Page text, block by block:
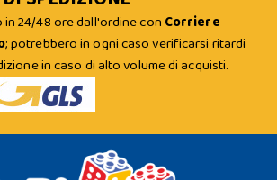
in 24/48 ore dall'ordine con Corriere
; potrebbero in ogni caso verificarsi ritardi
in caso di alto volume di acquisti.